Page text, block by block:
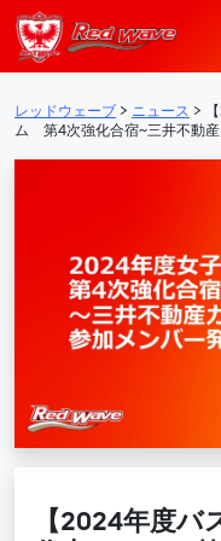
メインナビゲー
レッドウェーブ > ニュース >
ム 第4次強化合宿~三井不動産
【2024年度